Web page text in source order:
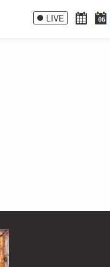
LIVE 06